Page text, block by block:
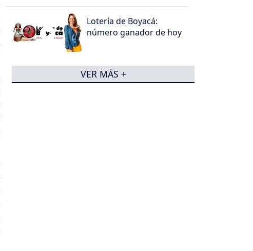
Lotería de Boyacá:
número ganador de hoy
VER MÁS +